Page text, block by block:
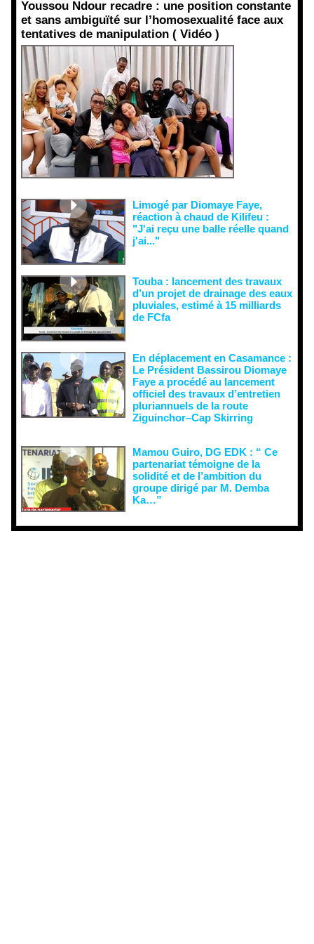
Youssou Ndour recadre : une position constante
et sans ambiguïté sur l’homosexualité face aux
tentatives de manipulation ( Vidéo )
Limogé par Diomaye Faye,
réaction à chaud de Kilifeu :
"J'ai reçu une balle réelle quand
j'ai..."
Touba : lancement des travaux
d’un projet de drainage des eaux
pluviales, estimé à 15 milliards
de FCfa ‎
En déplacement en Casamance :
Le Président Bassirou Diomaye
Faye a procédé au lancement
officiel des travaux d’entretien
pluriannuels de la route
Ziguinchor–Cap Skirring
Mamou Guiro, DG EDK : “ Ce
partenariat témoigne de la
solidité et de l’ambition du
groupe dirigé par M. Demba
Ka…”